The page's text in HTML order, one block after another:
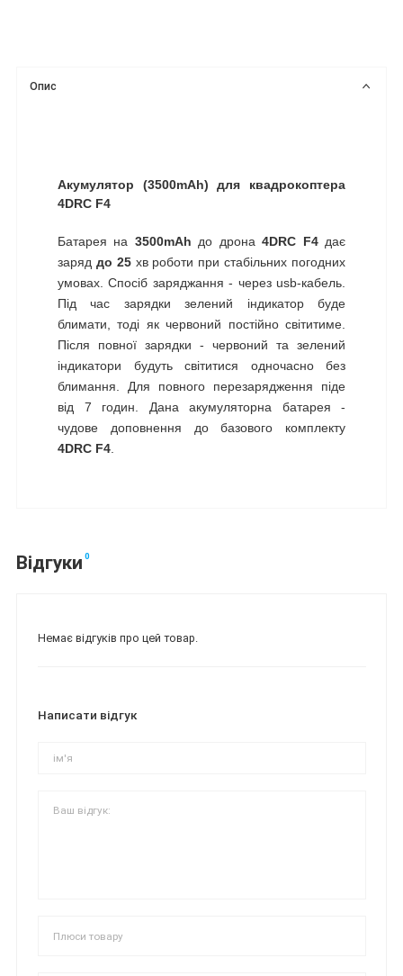
Опис
Акумулятор (3500mAh) для квадрокоптера
4DRC F4
Батарея на 3500mAh до дрона4DRC F4дає
заряд до 25хв роботи при стабільних погодних
умовах. Спосіб заряджання - через usb-кабель.
Під час зарядки зелений індикатор буде
блимати, тоді як червоний постійно світитиме.
Після повної зарядки - червоний та зелений
індикатори будуть світитися одночасно без
блимання. Для повного перезарядження піде
від 7 годин. Дана акумуляторна батарея -
чудове доповнення до базового комплекту
4DRC F4
Відгуки 0
Немає відгуків про цей товар.
Написати відгук